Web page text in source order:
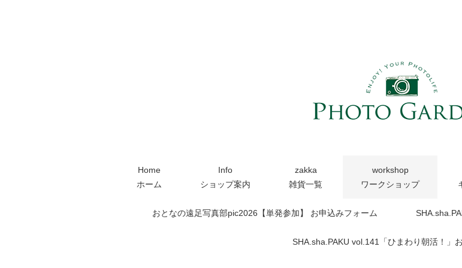
Home
ホーム
Info
ショップ案内
zakka
雑貨一覧
workshop
ワークショップ
おとなの遠足写真部pic2026【単発参加】 お申込みフォーム
SHA.sha.PAKU vol.141「ひまわり朝活！」